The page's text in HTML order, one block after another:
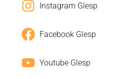
Instagram Glesp
Facebook Glesp
Youtube Glesp